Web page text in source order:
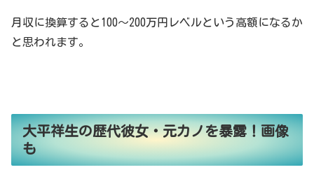
月収に換算すると100～200万円レベルという高額になるか
と思われます。
大平祥生の歴代彼女・元カノを暴露！画像
も